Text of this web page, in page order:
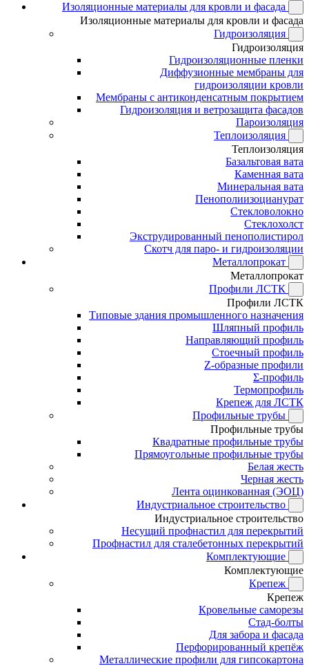
Изоляционные материалы для кровли и фасада
Изоляционные материалы для кровли и фасада
Гидроизоляция
Гидроизоляция
Гидроизоляционные пленки
Диффузионные мембраны для
гидроизоляции кровли
Мембраны с антиконденсатным покрытием
Гидроизоляция и ветрозащита фасадов
Пароизоляция
Теплоизоляция
Теплоизоляция
Базальтовая вата
Каменная вата
Минеральная вата
Пенополиизоцианурат
Стекловолокно
Стеклохолст
Экструдированный пенополистирол
Скотч для паро- и гидроизоляции
Металлопрокат
Металлопрокат
Профили ЛСТК
Профили ЛСТК
Типовые здания промышленного назначения
Шляпный профиль
Направляющий профиль
Стоечный профиль
Z-образные профили
Σ-профиль
Термопрофиль
Крепеж для ЛСТК
Профильные трубы
Профильные трубы
Квадратные профильные трубы
Прямоугольные профильные трубы
Белая жесть
Черная жесть
Лента оцинкованная (ЭОЦ)
Индустриальное строительство
Индустриальное строительство
Несущий профнастил для перекрытий
Профнастил для сталебетонных перекрытий
Комплектующие
Комплектующие
Крепеж
Крепеж
Кровельные саморезы
Стад-болты
Для забора и фасада
Перфорированный крепёж
Металлические профили для гипсокартона